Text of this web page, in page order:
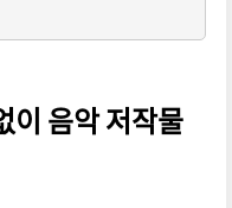
이 음악 저작물